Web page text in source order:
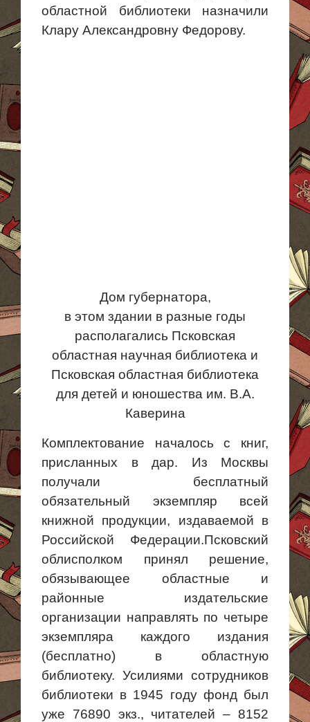
областной библиотеки назначили
Клару Александровну Федорову.
Дом губернатора,
в этом здании в разные годы
располагались Псковская
областная научная библиотека и
Псковская областная библиотека
для детей и юношества им. В.А.
Каверина
Комплектование началось с книг,
присланных в дар. Из Москвы
получали бесплатный
обязательный экземпляр всей
книжной продукции, издаваемой в
Российской Федерации.Псковский
облисполком принял решение,
обязывающее областные и
районные издательские
организации направлять по четыре
экземпляра каждого издания
(бесплатно) в областную
библиотеку. Усилиями сотрудников
библиотеки в 1945 году фонд был
уже 76890 экз., читателей – 8152